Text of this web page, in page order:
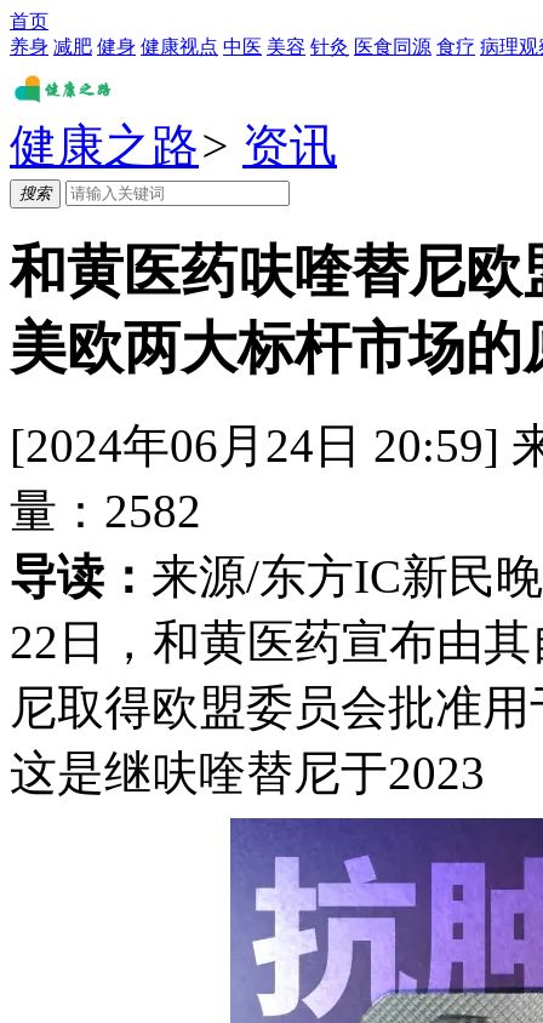
首页
养身 减肥 健身 健康视点 中医 美容 针灸 医食同源 食疗 病理观
健康之路> 资讯
搜索
和黄医药呋喹替尼
美欧两大标杆市场的
[2024年06月24日 20:59]
量： 2582
导读： 来源/东方IC新民
22日，和黄医药宣布由
尼取得欧盟委员会批准
这是继呋喹替尼于2023